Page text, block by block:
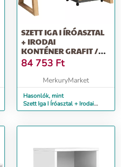
SZETT IGA I ÍRÓASZTAL
+ IRODAI
KONTÉNER GRAFIT /
TÖLGY ARTISAN
84 753 Ft
MerkuryMarket
Hasonlók, mint
Szett Iga I Íróasztal + Irodai
konténer grafit / Tölgy Artisan